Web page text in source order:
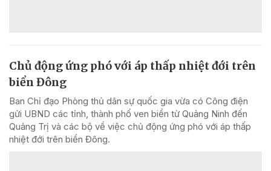
Chủ động ứng phó với áp thấp nhiệt đới trên
biển Đông
Ban Chỉ đạo Phòng thủ dân sự quốc gia vừa có Công điện
gửi UBND các tỉnh, thành phố ven biển từ Quảng Ninh đến
Quảng Trị và các bộ về việc chủ động ứng phó với áp thấp
nhiệt đới trên biển Đông.